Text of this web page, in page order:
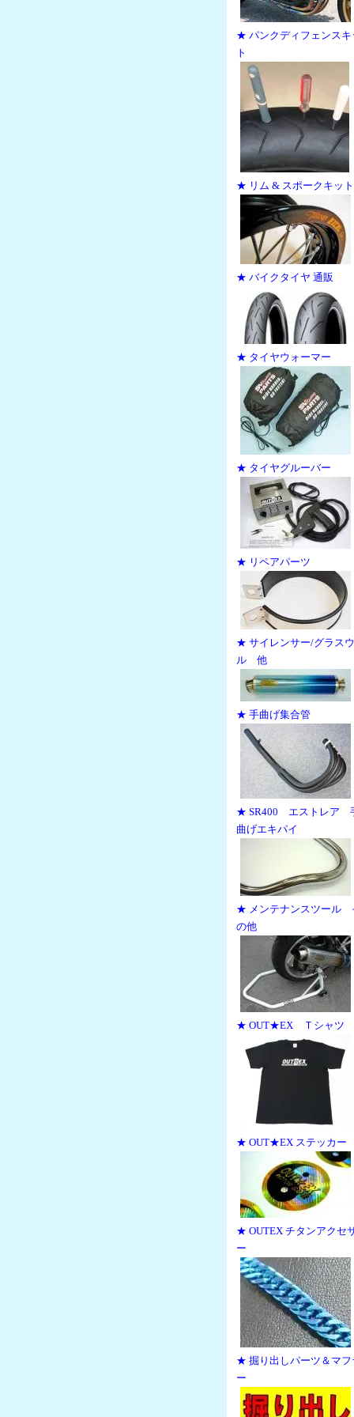
★ パンクディフェンスキ
ト
★ リム & スポークキット
★ バイクタイヤ 通販
★ タイヤウォーマー
★ タイヤグルーバー
★ リペアパーツ
★ サイレンサー/グラス
ル 他
★ 手曲げ集合管
★ SR400 エストレア
曲げエキパイ
★ メンテナンスツール
の他
★ OUT★EX Ｔシャツ
★ OUT★EX ステッカー
★ OUTEX チタンアクセ
ー
★ 掘り出しパーツ＆マフ
ー